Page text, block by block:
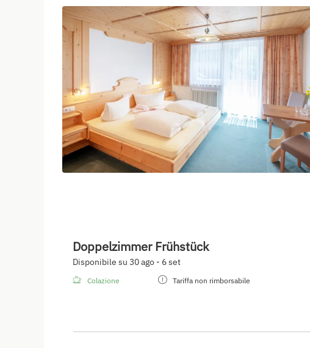
Doppelzimmer Frühstück
Disponibile su 30 ago - 6 set
Colazione Tariffa non rimborsabile